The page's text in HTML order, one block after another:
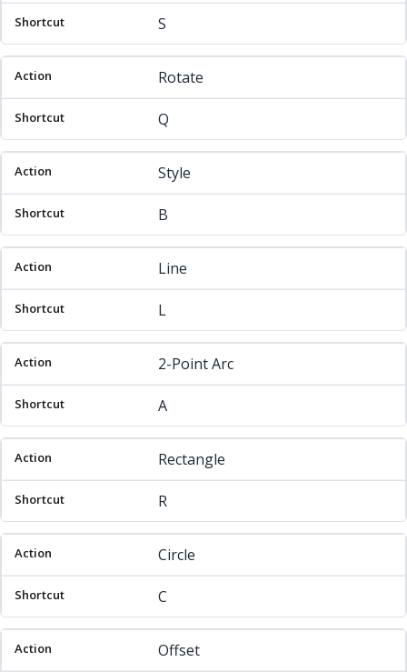
S
Rotate
Q
Style
B
Line
L
2-Point Arc
A
Rectangle
R
Circle
C
Offset